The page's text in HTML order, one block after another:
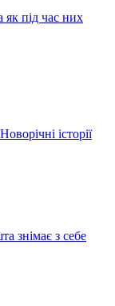
як під час них
історії
знімає з себе